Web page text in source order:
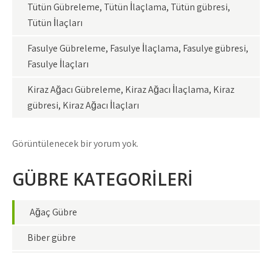
Tütün Gübreleme, Tütün İlaçlama, Tütün gübresi,
Tütün İlaçları
Fasulye Gübreleme, Fasulye İlaçlama, Fasulye gübresi,
Fasulye İlaçları
Kiraz Ağacı Gübreleme, Kiraz Ağacı İlaçlama, Kiraz
gübresi, Kiraz Ağacı İlaçları
Görüntülenecek bir yorum yok.
GÜBRE KATEGORİLERİ
Ağaç Gübre
Biber gübre